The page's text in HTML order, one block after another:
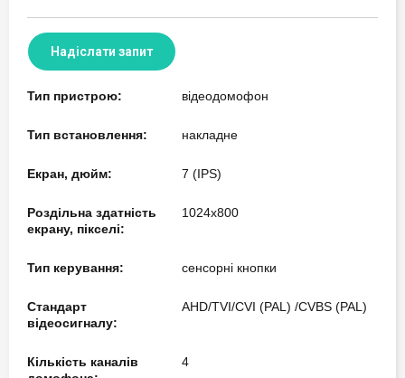
Надіслати запит
Тип пристрою: відеодомофон
Тип встановлення: накладне
Екран, дюйм: 7 (IPS)
Роздільна здатність
екрану, пікселі:
1024x800
Тип керування: сенсорні кнопки
Стандарт
відеосигналу:
AHD/TVI/CVI (PAL) /CVBS (PAL)
Кількість каналів
4